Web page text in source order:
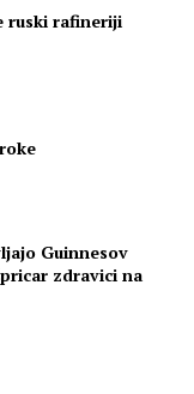
ruski rafineriji
Guinnesov
zdravici na